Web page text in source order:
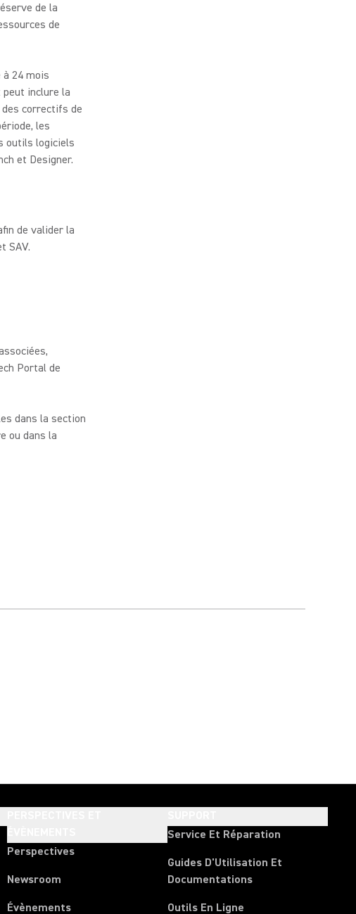
de la
de
24 mois
inclure la
correctifs de
les
outils logiciels
et Designer.
de valider la
SAV.
Portal de
dans la section
ou dans la
Perspectives
Newsroom
Évènements
Service Et Réparation
Guides D'Utilisation Et
Documentations
Outils En Ligne